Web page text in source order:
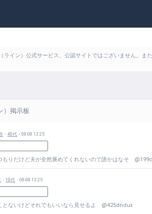
ライン）公式サービス、公認サイトではございません。
）掲示板
・ 40代 ・08-08 13:25
もりだけど夫が全然褒めてくれないので誰かはなそ
・ 10代 ・08-08 13:25
とないけどそれでもいいなら見せるよ @425dndux